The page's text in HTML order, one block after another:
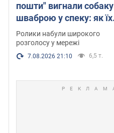
пошти" вигнали собаку
шваброю у спеку: як їх
покарали. Відео
Ролики набули широкого
розголосу у мережі
7.08.2026 21:10 6,5 т.